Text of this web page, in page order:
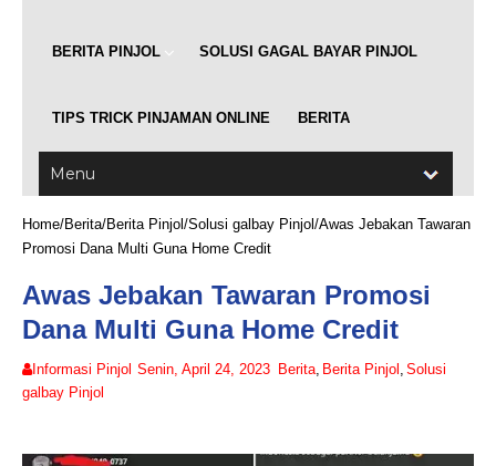
BERITA PINJOL SOLUSI GAGAL BAYAR PINJOL
TIPS TRICK PINJAMAN ONLINE BERITA
Home/Berita/Berita Pinjol /Solusi galbay Pinjol /Awas Jebakan Tawaran
Promosi Dana Multi Guna Home Credit
Awas Jebakan Tawaran Promosi
Dana Multi Guna Home Credit
Informasi Pinjol Senin, April 24, 2023 Berita, Berita Pinjol , Solusi
galbay Pinjol